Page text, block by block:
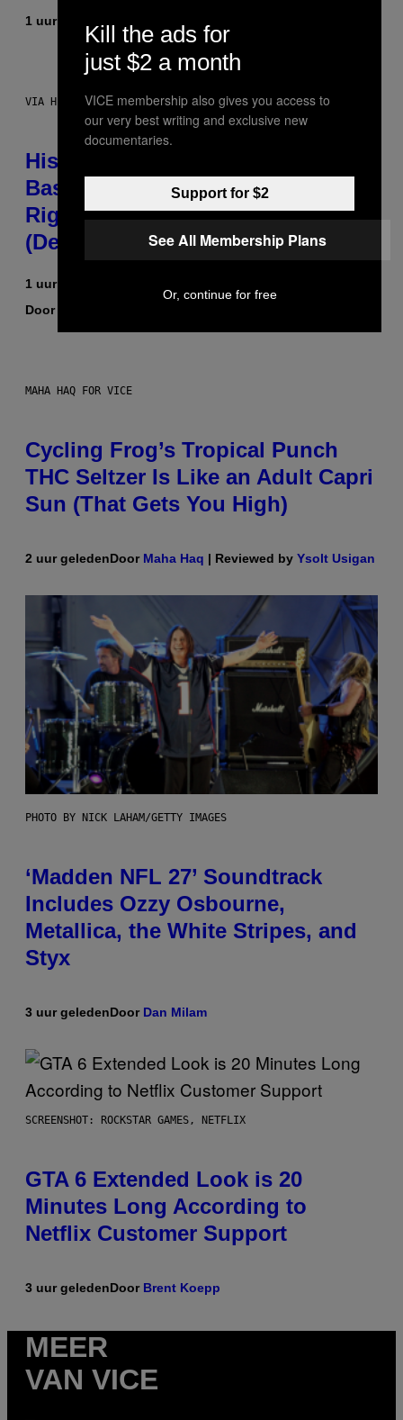
1 uur geleden
VIA HISENSE
Hisense’s New U6SF Pro TV Is
Basically a Home Theater, Gaming
Rig, And Soundbar In One Box
(Deal Alert!)
1 uur geleden
Door
MAHA HAQ FOR VICE
Cycling Frog’s Tropical Punch
THC Seltzer Is Like an Adult Capri
Sun (That Gets You High)
2 uur geledenDoor Maha Haq | Reviewed by Ysolt Usigan
PHOTO BY NICK LAHAM/GETTY IMAGES
‘Madden NFL 27’ Soundtrack
Includes Ozzy Osbourne,
Metallica, the White Stripes, and
Styx
3 uur geledenDoor Dan Milam
SCREENSHOT: ROCKSTAR GAMES, NETFLIX
GTA 6 Extended Look is 20
Minutes Long According to
Netflix Customer Support
3 uur geledenDoor Brent Koepp
MEER
VAN VICE
Kill the ads for
just $2 a month
VICE membership also gives you access to
our very best writing and exclusive new
documentaries.
Support for $2
See All Membership Plans
Or, continue for free